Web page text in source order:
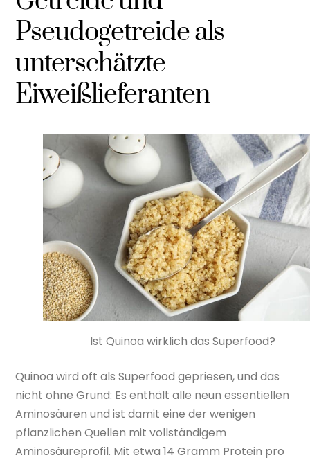
Pseudogetreide als
unterschätzte
Eiweißlieferanten
Ist Quinoa wirklich das Superfood?
Quinoa wird oft als Superfood gepriesen, und das
nicht ohne Grund: Es enthält alle neun essentiellen
Aminosäuren und ist damit eine der wenigen
pflanzlichen Quellen mit vollständigem
Aminosäureprofil. Mit etwa 14 Gramm Protein pro